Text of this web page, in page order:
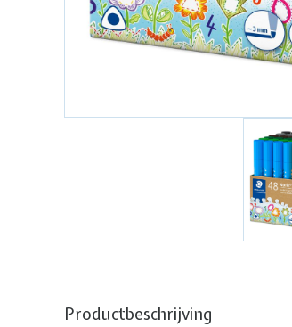
Productbeschrijving